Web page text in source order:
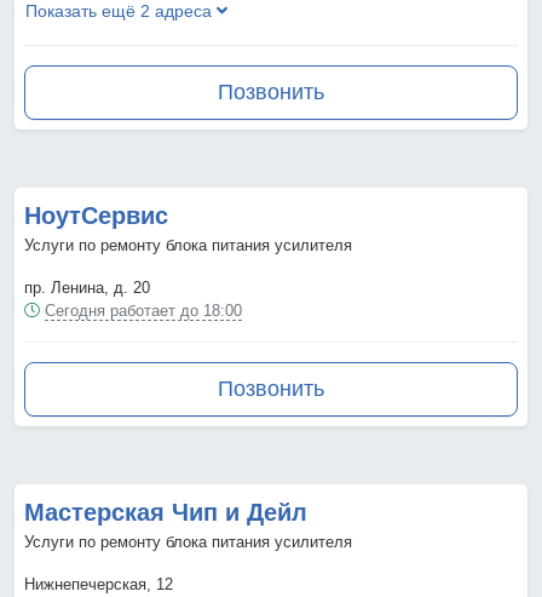
Показать ещё 2 адреса
Позвонить
НоутСервис
Услуги по ремонту блока питания усилителя
пр. Ленина, д. 20
Сегодня работает до 18:00
Позвонить
Мастерская Чип и Дейл
Услуги по ремонту блока питания усилителя
Нижнепечерская, 12